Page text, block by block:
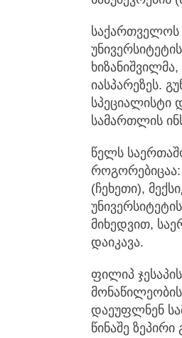
საქართველოს
იასპარეზეს.
სპეციალისტი
სამართლის
წელს
როგორებიცაა:
(ჩეხეთი),
მიხედვით,
დაიკავა.
ფილიპ
დაეუფლნენ
წინაშე